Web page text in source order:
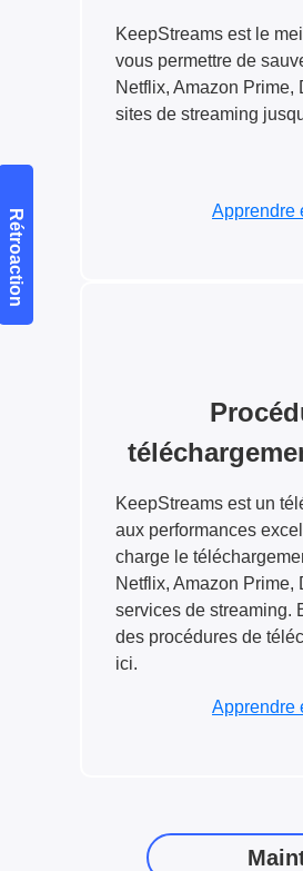
KeepStreams est le
vous permettre de
Netflix, Amazon Prime,
sites de streaming
Apprendre
KeepStreams est un
aux performances
charge le
Netflix, Amazon Prime,
services de streaming.
des procédures de
ici.
Apprendre
Rétroaction